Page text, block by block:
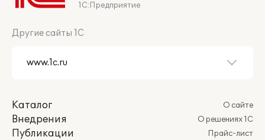
1С:Предприятие
Другие сайты 1С
Каталог
Внедрения
Публикации
О сайте
О решениях 1С
Прайс-лист